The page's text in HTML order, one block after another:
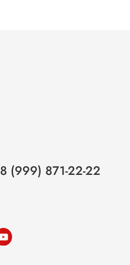
8 (999) 871-22-22